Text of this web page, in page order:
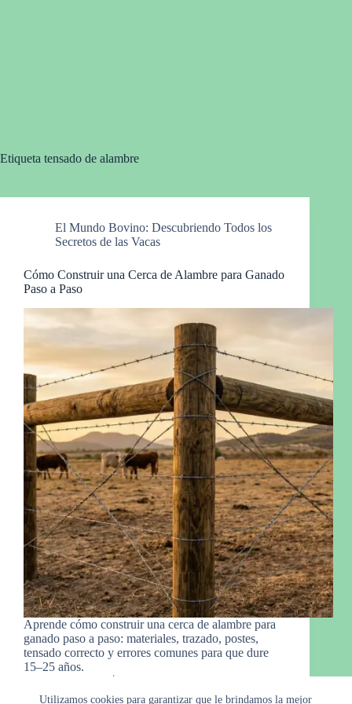
Utilizamos cookies para garantizar que le brindamos la mejor
Etiqueta tensado de alambre
El Mundo Bovino: Descubriendo Todos los
Secretos de las Vacas
Cómo Construir una Cerca de Alambre para Ganado
Paso a Paso
Aprende cómo construir una cerca de alambre para
ganado paso a paso: materiales, trazado, postes,
tensado correcto y errores comunes para que dure
15–25 años.